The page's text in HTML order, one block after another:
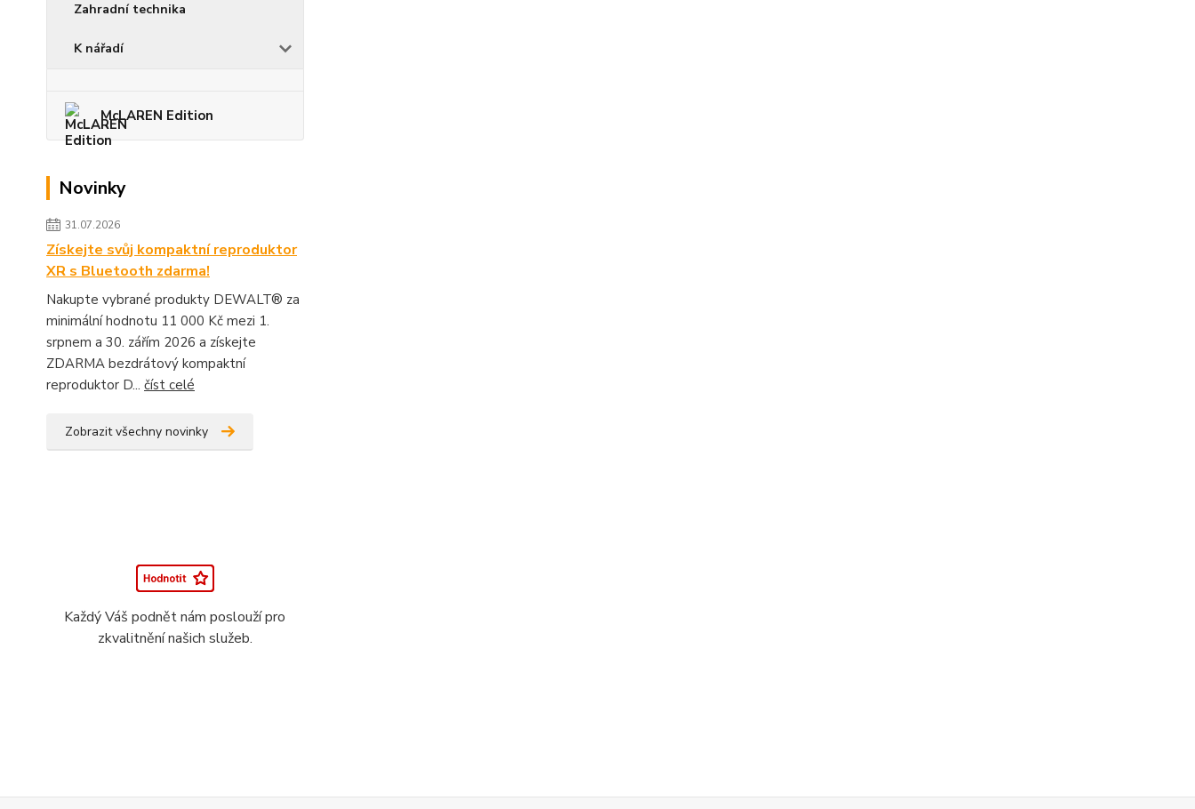
Zahradní technika
K nářadí
McLAREN Edition
Novinky
31.07.2026
Získejte svůj kompaktní reproduktor
XR s Bluetooth zdarma!
Nakupte vybrané produkty DEWALT® za
minimální hodnotu 11 000 Kč mezi 1.
srpnem a 30. zářím 2026 a získejte
ZDARMA bezdrátový kompaktní
reproduktor D... číst celé
Zobrazit všechny novinky
Každý Váš podnět nám poslouží pro
zkvalitnění našich služeb.